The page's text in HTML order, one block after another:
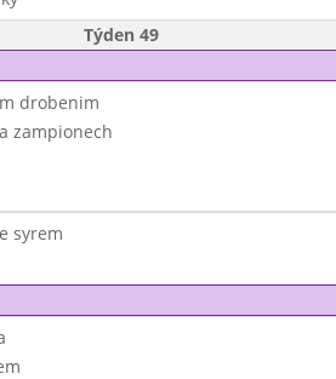
Týden 49
drobenim
zampionech
syrem